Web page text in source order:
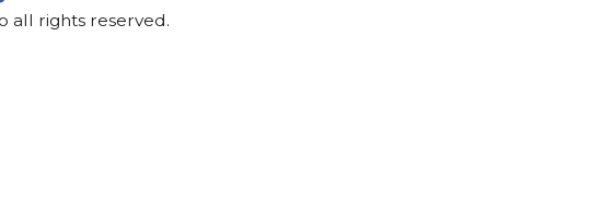
all rights reserved.